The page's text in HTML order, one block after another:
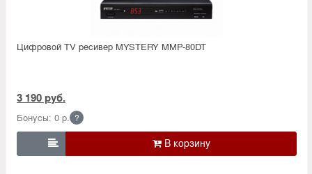
Цифровой TV ресивер MYSTERY MMP-80DT
3 190 руб.
Бонусы: 0 р. ?
